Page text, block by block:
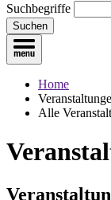
Suchbegriffe
Suchen
Home
Alle